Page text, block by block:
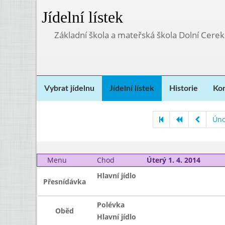
Jídelní lístek
Základní škola a mateřská škola Dolní
Vybrat jídelnu Jídelní lístek Historie
Menu Chod Úterý 1. 4. 2014
Přesnídávka
Hlavní jídlo
Oběd
Polévka
Hlavní jídlo